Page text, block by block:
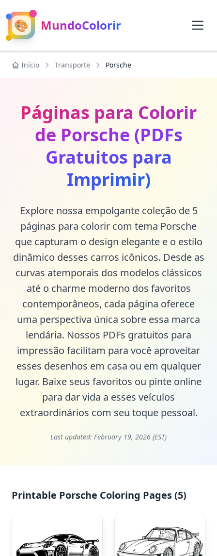
🎨 MundoColorir
Início Transporte Porsche
Páginas para Colorir
de Porsche (PDFs
Gratuitos para
Imprimir)
Explore nossa empolgante coleção de 5
páginas para colorir com tema Porsche
que capturam o design elegante e o estilo
dinâmico desses carros icônicos. Desde as
curvas atemporais dos modelos clássicos
até o charme moderno dos favoritos
contemporâneos, cada página oferece
uma perspectiva única sobre essa marca
lendária. Nossos PDFs gratuitos para
impressão facilitam para você aproveitar
esses desenhos em casa ou em qualquer
lugar. Baixe seus favoritos ou pinte online
para dar vida a esses veículos
extraordinários com seu toque pessoal.
Last updated: February 19, 2026 (EST)
Printable Porsche Coloring Pages (5)